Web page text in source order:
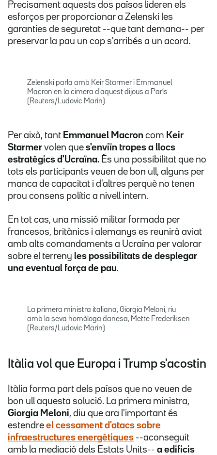
Precisament aquests dos països lideren els
esforços per proporcionar a Zelenski les
garanties de seguretat --que tant demana-- per
preservar la pau un cop s'arribés a un acord.
Zelenski parla amb Keir Starmer i Emmanuel
Macron en la cimera d'aquest dijous a París
(Reuters/Ludovic Marin)
Per això, tant Emmanuel Macron com Keir
Starmer volen que s'enviïn tropes a llocs
estratègics d'Ucraïna. És una possibilitat que no
tots els participants veuen de bon ull, alguns per
manca de capacitat i d'altres perquè no tenen
prou consens polític a nivell intern.
En tot cas, una missió militar formada per
francesos, britànics i alemanys es reunirà aviat
amb alts comandaments a Ucraïna per valorar
sobre el terreny les possibilitats de desplegar
una eventual força de pau.
La primera ministra italiana, Giorgia Meloni, riu
amb la seva homòloga danesa, Mette Frederiksen
(Reuters/Ludovic Marin)
Itàlia vol que Europa i Trump s'acostin
Itàlia forma part dels països que no veuen de
bon ull aquesta solució. La primera ministra,
Giorgia Meloni, diu que ara l'important és
estendre el cessament d'atacs sobre
infraestructures energètiques --aconseguit
amb la mediació dels Estats Units-- a edificis